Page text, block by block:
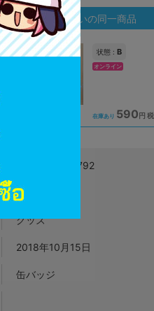
状態違いの同一商品
状態 : B
オンライン
在庫あり 590円
4530430272792
L07179642
グッズ
2018年10月15日
缶バッジ